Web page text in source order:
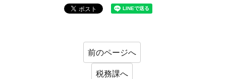
前のページへ
税務課へ